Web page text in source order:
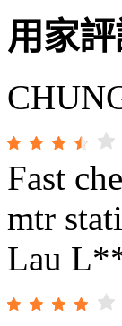
用家
Fast
mtr
Lau